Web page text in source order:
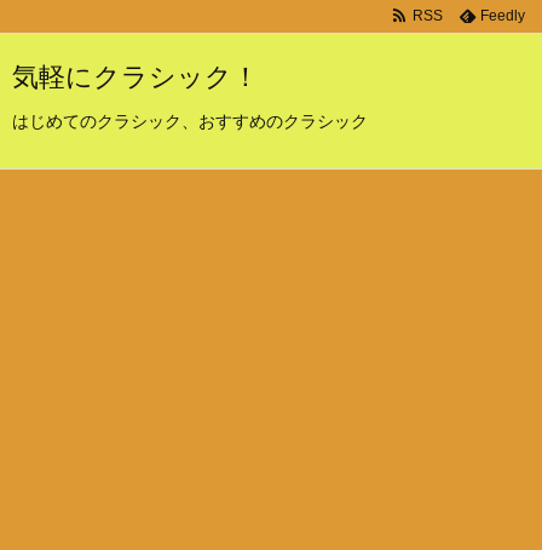
気軽にクラシック！
はじめてのクラシック、おすすめのクラシック
RSS Feedly